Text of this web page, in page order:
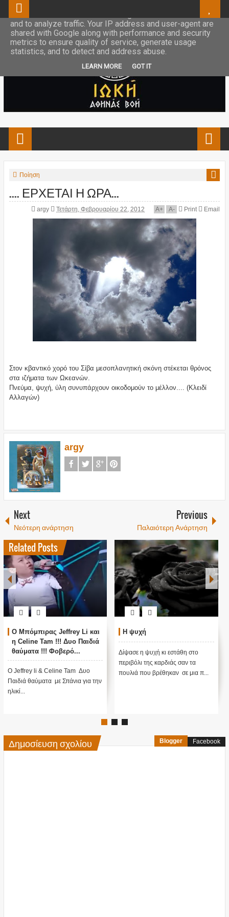
Ποίηση
.... ΕΡΧΕΤΑΙ Η ΩΡΑ...
argy Τετάρτη, Φεβρουαρίου 22, 2012 A+ A- Print Email
Στον κβαντικό χορό του Σίβα μεσοπλανητική σκόνη στέκεται θρόνος
στα ιζήματα των Ωκεανών.
Πνεύμα, ψυχή, ύλη συνυπάρχουν οικοδομούν το μέλλον.... (Κλειδί
Αλλαγών)
argy
Next
Νεότερη ανάρτηση
Previous
Παλαιότερη Ανάρτηση
Related Posts
Ο Μπόμπιρας Jeffrey Li και
η Celine Tam !!! Δυο Παιδιά
θαύματα !!! Φοβερό...
Ακούσετε να Τραγουδάνε...
θα Ανατριχιάσετε με την
Φωνή τους.!!!
Ο Jeffrey li & Celine Tam Δυο
Παιδιά θαύματα με Σπάνια για την
ηλικί...
Η ψυχή
Δίψασε η ψυχή κι εστάθη στο
περιβόλι της καρδιάς σαν τα
πουλιά που βρέθηκαν σε μια π...
Δημοσίευση σχολίου Blogger Facebook
This site uses cookies from Google to deliver its services
and to analyze traffic. Your IP address and user-agent are
shared with Google along with performance and security
metrics to ensure quality of service, generate usage
statistics, and to detect and address abuse.
LEARN MORE GOT IT